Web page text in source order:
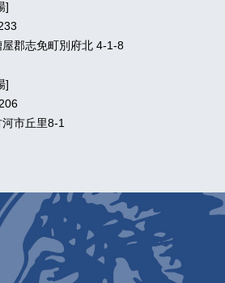
]
郡志免町別府北 4-1-8
]
市丘里8-1